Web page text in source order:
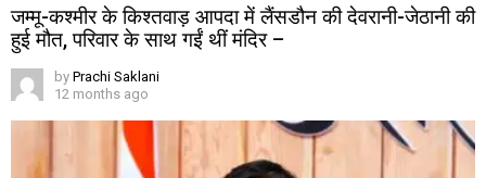
जम्मू-कश्मीर के किश्तवाड़ आपदा में लैंसडौन की देवरानी-जेठानी की
हुई मौत, परिवार के साथ गईं थीं मंदिर –
by Prachi Saklani
12 months ago